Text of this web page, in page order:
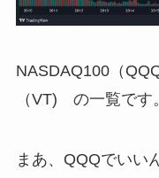
NASDAQ100（
（VT) の一覧です。
まあ、QQQでいい